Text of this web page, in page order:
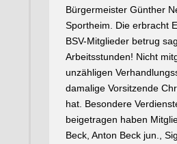
Bürgermeister Günther
Sportheim. Die erbracht
BSV-Mitglieder betrug
Arbeitsstunden! Nicht
unzähligen
damalige Vorsitzende
hat. Besondere
beigetragen haben
Beck, Anton Beck jun.,